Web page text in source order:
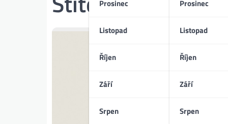
Prosinec
Listopad
Říjen
Září
Srpen
Prosinec
Listopad
Říjen
Září
Srpen